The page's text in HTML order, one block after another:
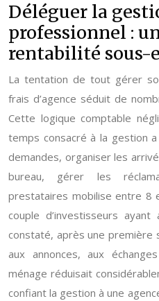
Déléguer la
professionnel :
rentabilité sous-
La tentation de tout gérer
frais d’agence séduit de
Cette logique comptable
temps consacré à la gestion
demandes, organiser les
bureau, gérer les
prestataires mobilise entre 8
couple d’investisseurs
constaté, après une première
aux annonces, aux
ménage réduisait
confiant la gestion à une